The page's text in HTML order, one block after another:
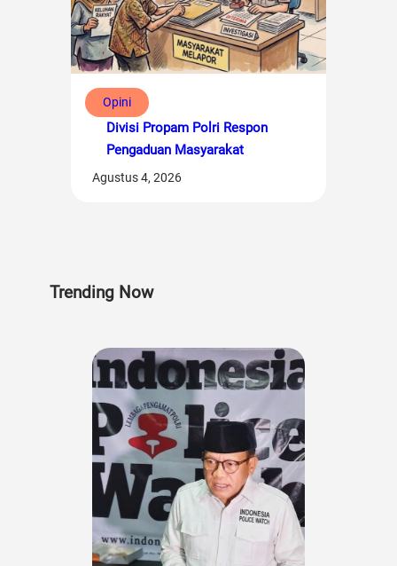
Opini
Divisi Propam Polri Respon
Pengaduan Masyarakat
Agustus 4, 2026
Trending Now